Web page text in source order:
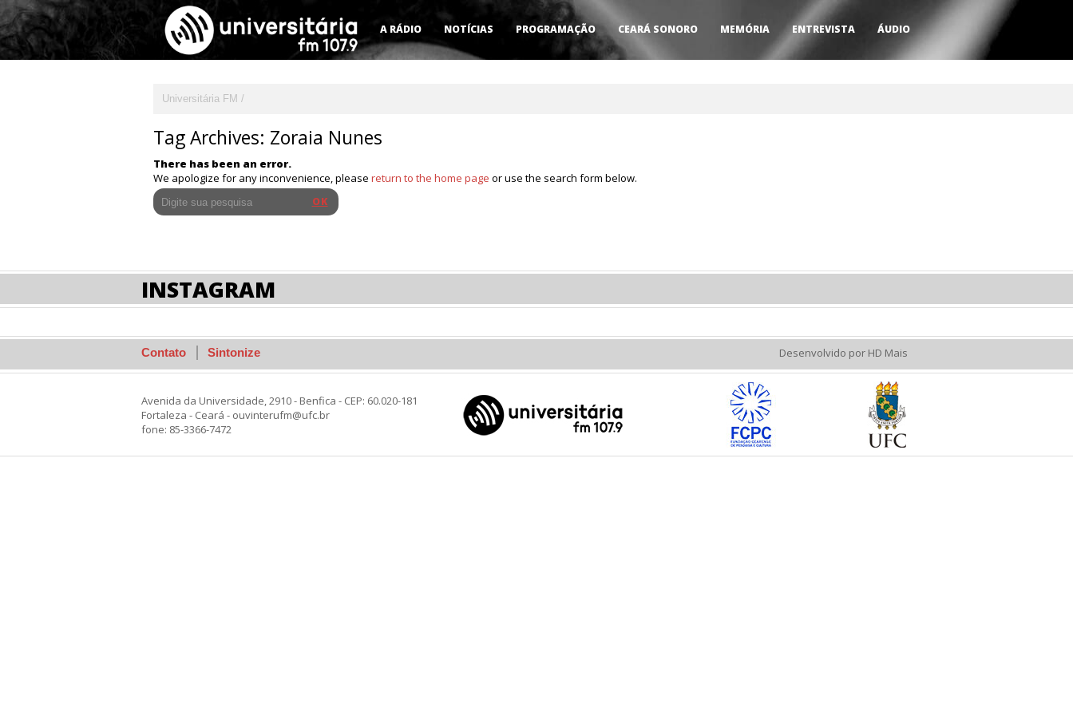
A RÁDIO NOTÍCIAS PROGRAMAÇÃO CEARÁ SONORO MEMÓRIA ENTREVISTA ÁUDIO
Universitária FM
Tag Archives: Zoraia Nunes
There has been an error.
We apologize for any inconvenience, please return to the home page or use the search form below.
INSTAGRAM
Contato Sintonize Desenvolvido por HD Mais
Avenida da Universidade, 2910 - Benfica - CEP: 60.020-181
Fortaleza - Ceará - ouvinterufm@ufc.br
fone: 85-3366-7472